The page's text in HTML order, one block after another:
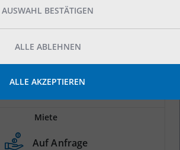
Prod.-/Lagerfläche
Miete
Auf Anfrage
AUSWAHL BESTÄTIGEN
ALLE ABLEHNEN
ALLE AKZEPTIEREN